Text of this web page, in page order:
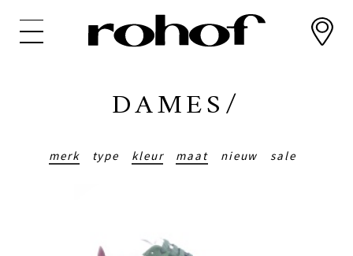
DAMES/
merk type kleur maat nieuw sale